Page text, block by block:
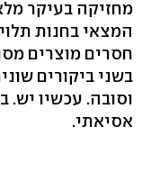
מחזיקה בעיקר
המצאי בחנות
חסרים מוצרים
בשני ביקורים
וסובה. עכשיו יש.
אסיאתי.